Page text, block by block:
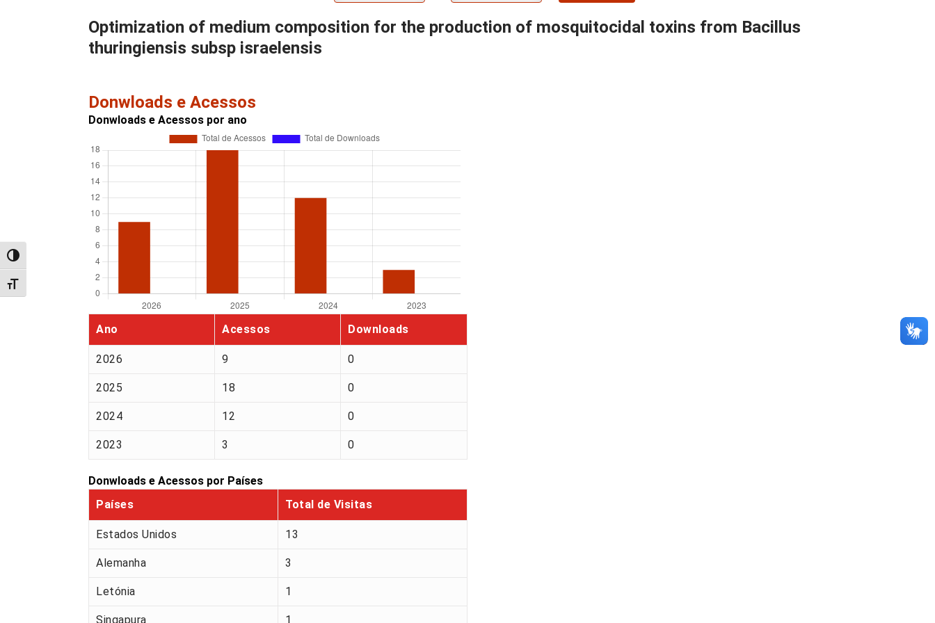
Alternar alto contraste
Alternar tamanho da fonte
Optimization of medium composition for the production of mosquitocidal toxins from Bacillus
thuringiensis subsp israelensis
Donwloads e Acessos
Donwloads e Acessos por ano
Ano Acessos Downloads
2026 9 0
2025 18 0
2024 12 0
2023 3 0
Donwloads e Acessos por Países
Países
Total de Visitas
Estados Unidos 13
Alemanha 3
Letónia 1
Singapura 1